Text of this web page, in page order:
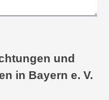
und
in Bayern e. V.